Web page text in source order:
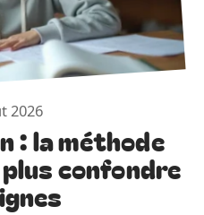
2026
: la méthode
confondre